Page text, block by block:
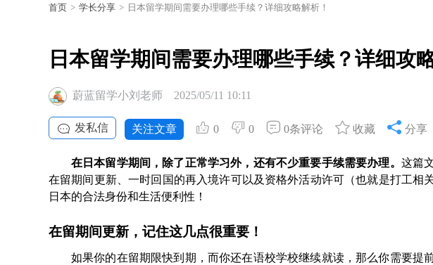
首页 > 学长分享 > 日本留学期间需要办理哪些手续？详细攻略解析！
日本留学期间需要办理哪些手续？详细攻
蔚蓝留学小刘老师 2025/05/11 10:11
发私信 关注文章 0 0 0条评论 收藏 分享
在日本留学期间，除了正常学习外，还有不少重要手续需要办理。 这篇
在留期间更新、一时回国的再入境许可以及资格外活动许可（也就是打工相
日本的合法身份和生活便利性！
在留期间更新，记住这几点很重要！
如果你的在留期限快到期，而你还在语校学校继续就读，那么你需要提